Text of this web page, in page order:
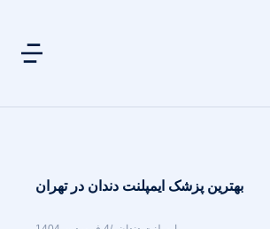
بهترین پزشک ایمپلنت دندان در تهران